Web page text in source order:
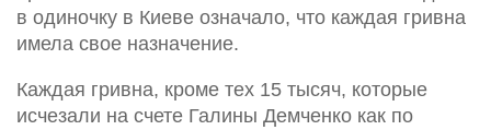
в одиночку в Киеве означало, что каждая гривна
имела свое назначение.
Каждая гривна, кроме тех 15 тысяч, которые
исчезали на счете Галины Демченко как по